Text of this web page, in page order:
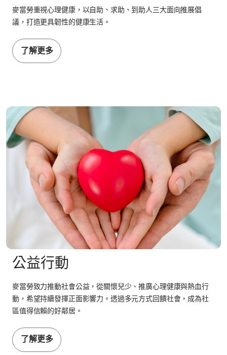
麥當勞重視心理健康，以自助、求助、到助人三大面向推展倡
議，打造更具韌性的健康生活。
了解更多
公益行動
麥當勞致力推動社會公益，從關懷兒少、推廣心理健康與熱血行
動，希望持續發揮正面影響力。透過多元方式回饋社會，成為社
區值得信賴的好鄰居。
了解更多